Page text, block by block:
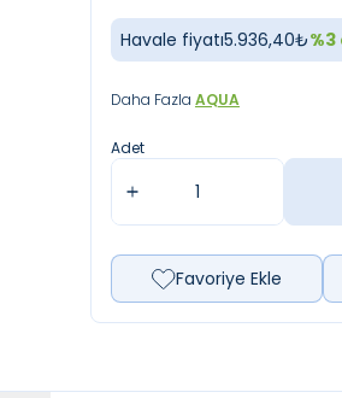
Havale fiyatı5.936,40₺%3
Daha Fazla AQUA
Adet
Favoriye Ekle